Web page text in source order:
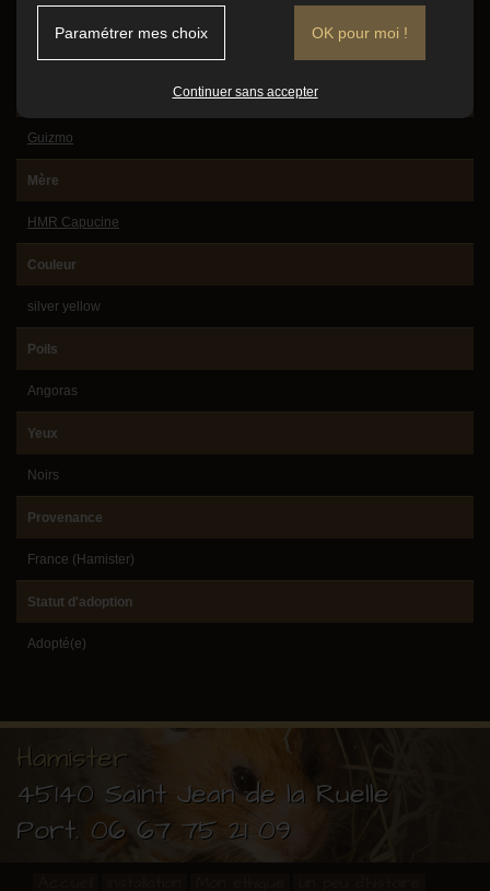
Vidéos
Avis client
Guizmo
Mère
HMR Capucine
Couleur
silver yellow
Poils
Angoras
Yeux
Noirs
Provenance
France (Hamister)
Statut d'adoption
Adopté(e)
Hamister
45140 Saint Jean de la Ruelle
Port. 06 67 75 21 09
Paramétrer mes choix OK pour moi !
Continuer sans accepter